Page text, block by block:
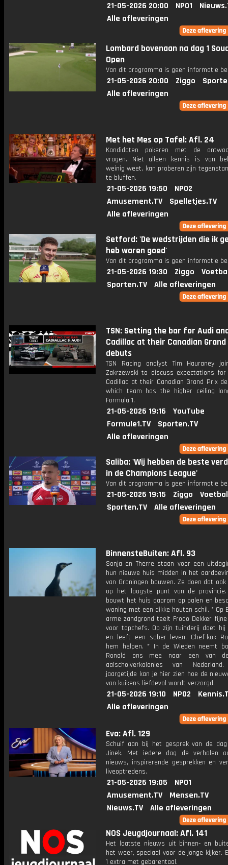
21-05-2026 20:00 NPO1
Alle afleveringen
Lombard bovenaan na dag 1
Open
Van dit programma is geen informatie
21-05-2026 20:00 Ziggo
Alle afleveringen
Met het Mes op Tafel: Afl. 24
Kandidaten pokeren met de
vragen. Niet alleen kennis is van
weinig weet, kan proberen zijn
te bluffen.
21-05-2026 19:50
NPO2
Amusement.TV
Spelletjes.TV
Alle afleveringen
Setford: 'De wedstrijden die ik
heb waren goed'
Van dit programma is geen informatie
21-05-2026 19:30 Ziggo
Sporten.TV
Alle afleveringen
TSN: Setting the bar for Audi
Cadillac at their Canadian Grand
debuts
TSN Racing analyst Tim Hauraney
Zakrzewski to discuss expectations
Cadillac at their Canadian Grand Prix
which team has the higher ceiling
Formula 1.
21-05-2026 19:16
YouTube
Formule1.TV
Sporten.TV
Alle afleveringen
Saliba: 'Wij hebben de beste
in de Champions League'
Van dit programma is geen informatie
21-05-2026 19:15 Ziggo
Sporten.TV
Alle afleveringen
BinnensteBuiten: Afl. 93
Sonja en Therre staan voor een
hun nieuwe huis midden in het
van Groningen bouwen. Ze doen dat
op het laagste punt van de
bouwt het huis daarom op palen en
woning met een dikke houten schil. * Op
arme zandgrond teelt Frodo Dekker
voor topchefs. Op zijn tuinderij doet
en leeft een sober leven. Chef-kok
hem helpen. * In de Wieden neemt
Ronald ons mee naar een van
aalscholverkolonies van
jaargetijde kan je hier zien hoe de
van kuikens liefdevol wordt verzorgd.
21-05-2026 19:10 NPO2
Alle afleveringen
Eva: Afl. 129
Schuif aan bij het gesprek van de
Jinek. Met iedere dag de verhalen
nieuws, inspirerende gesprekken en
liveoptredens.
21-05-2026 19:05
NPO1
Amusement.TV
Mensen.TV
Nieuws.TV
Alle afleveringen
NOS Jeugdjournaal: Afl. 141
Het laatste nieuws uit binnen- en
het weer, speciaal voor de jonge kijker.
1 extra met gebarentaal.